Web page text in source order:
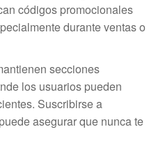
códigos promocionales
durante ventas o
secciones
los usuarios pueden
Suscribirse a
asegurar que nunca te